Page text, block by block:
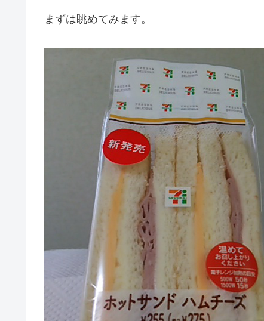
まずは眺めてみます。